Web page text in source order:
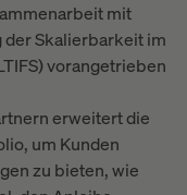
mit
der Skalierbarkeit im
vorangetrieben
erweitert die
um Kunden
zu bieten, wie